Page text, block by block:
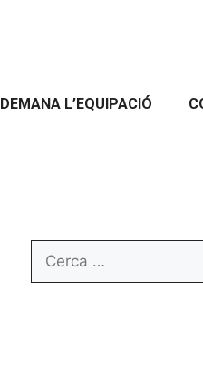
DEMANA L’EQUIPACIÓ